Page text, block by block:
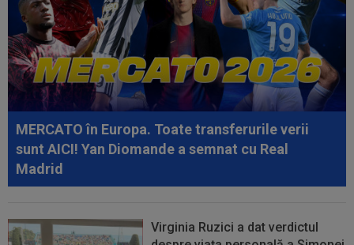
obiective a setat Cristi Chivu la Inter...
08:57
”Meciul anului”: în minutul 10, oaspeții
conduceau cu 3-0, însă abia apoi a...
08:52
După 1.085 de zile! Adrian Mazilu a dat primul
gol pentru Dinamo și nu s-a...
08:43
Universitatea Craiova - FC Argeș, LIVE VIDEO,
21:30, DGS 1. Un jucător a plecat...
MERCATO în Europa. Toate transferurile verii
sunt AICI! Yan Diomande a semnat cu Real
Madrid
Virginia Ruzici a dat verdictul